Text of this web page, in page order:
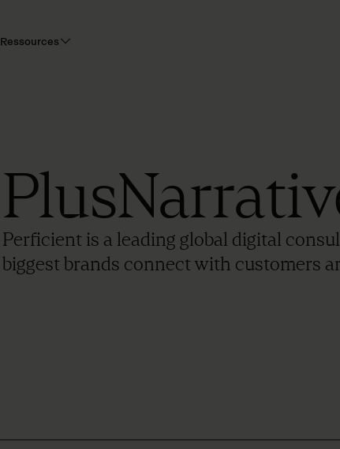
Ressources
Perficient is a leading global digital
biggest brands connect with customers